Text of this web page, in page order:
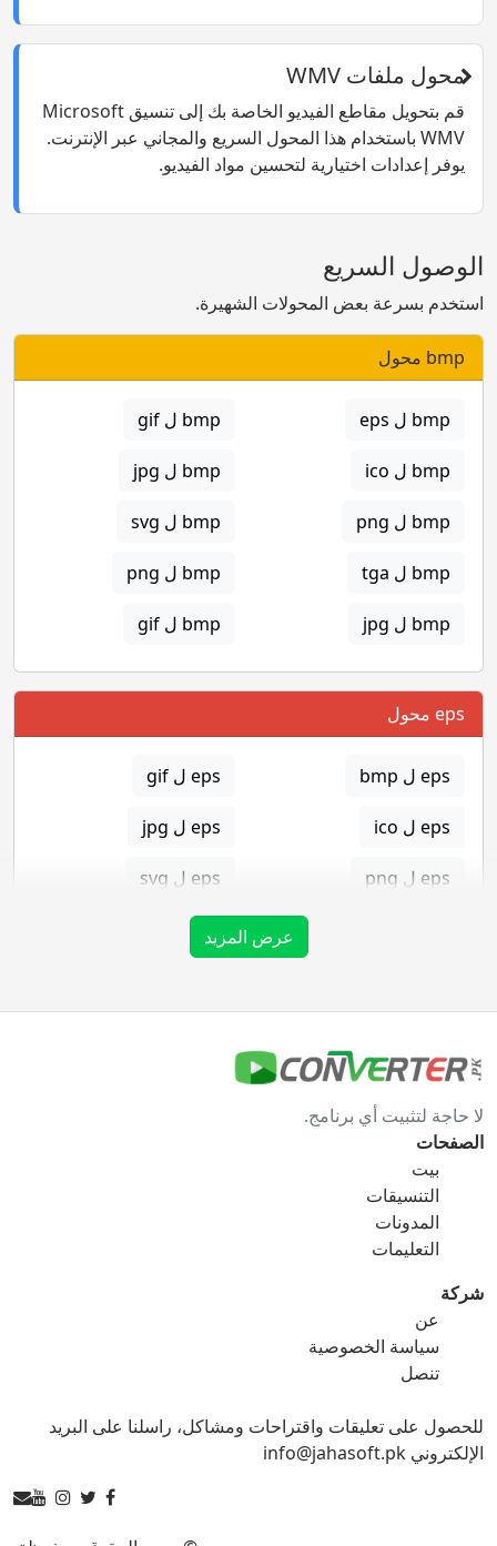
محول ملفات WMV
قم بتحويل مقاطع الفيديو الخاصة بك إلى تنسيق Microsoft
WMV باستخدام هذا المحول السريع والمجاني عبر الإنترنت.
يوفر إعدادات اختيارية لتحسين مواد الفيديو.
الوصول السريع
استخدم بسرعة بعض المحولات الشهيرة.
bmp محول
bmp ل eps bmp ل gif
bmp ل ico bmp ل jpg
bmp ل png bmp ل svg
bmp ل tga bmp ل png
bmp ل jpg bmp ل gif
eps محول
eps ل bmp eps ل gif
eps ل ico eps ل jpg
eps ل png eps ل svg
gif محول
gif ل bmp
gif ل ico
gif ل png
gif ل tga
ico ل bmp
ico ل gif ico ل jpg
عرض المزيد
لا حاجة لتثبيت أي برنامج.
الصفحات
بيت
التنسيقات
المدونات
التعليمات
شركة
عن
سياسة الخصوصية
تنصل
للحصول على تعليقات واقتراحات ومشاكل، راسلنا على البريد
الإلكتروني info@jahasoft.pk